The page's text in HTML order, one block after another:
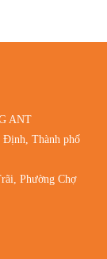
ANT
Định, Thành phố
Phường Chợ